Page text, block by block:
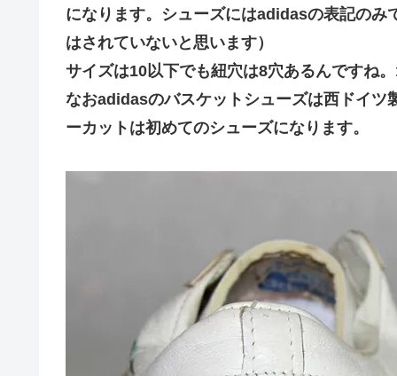
になります。シューズにはadidasの表記のみ
はされていないと思います）
サイズは10以下でも紐穴は8穴あるんですね
なおadidasのバスケットシューズは西ドイツ
ーカットは初めてのシューズになります。